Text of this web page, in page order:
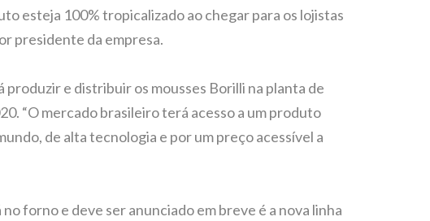
esteja 100% tropicalizado ao chegar para os lojistas
presidente da empresa.
produzir e distribuir os mousses Borilli na planta de
“O mercado brasileiro terá acesso a um produto
de alta tecnologia e por um preço acessível a
forno e deve ser anunciado em breve é a nova linha